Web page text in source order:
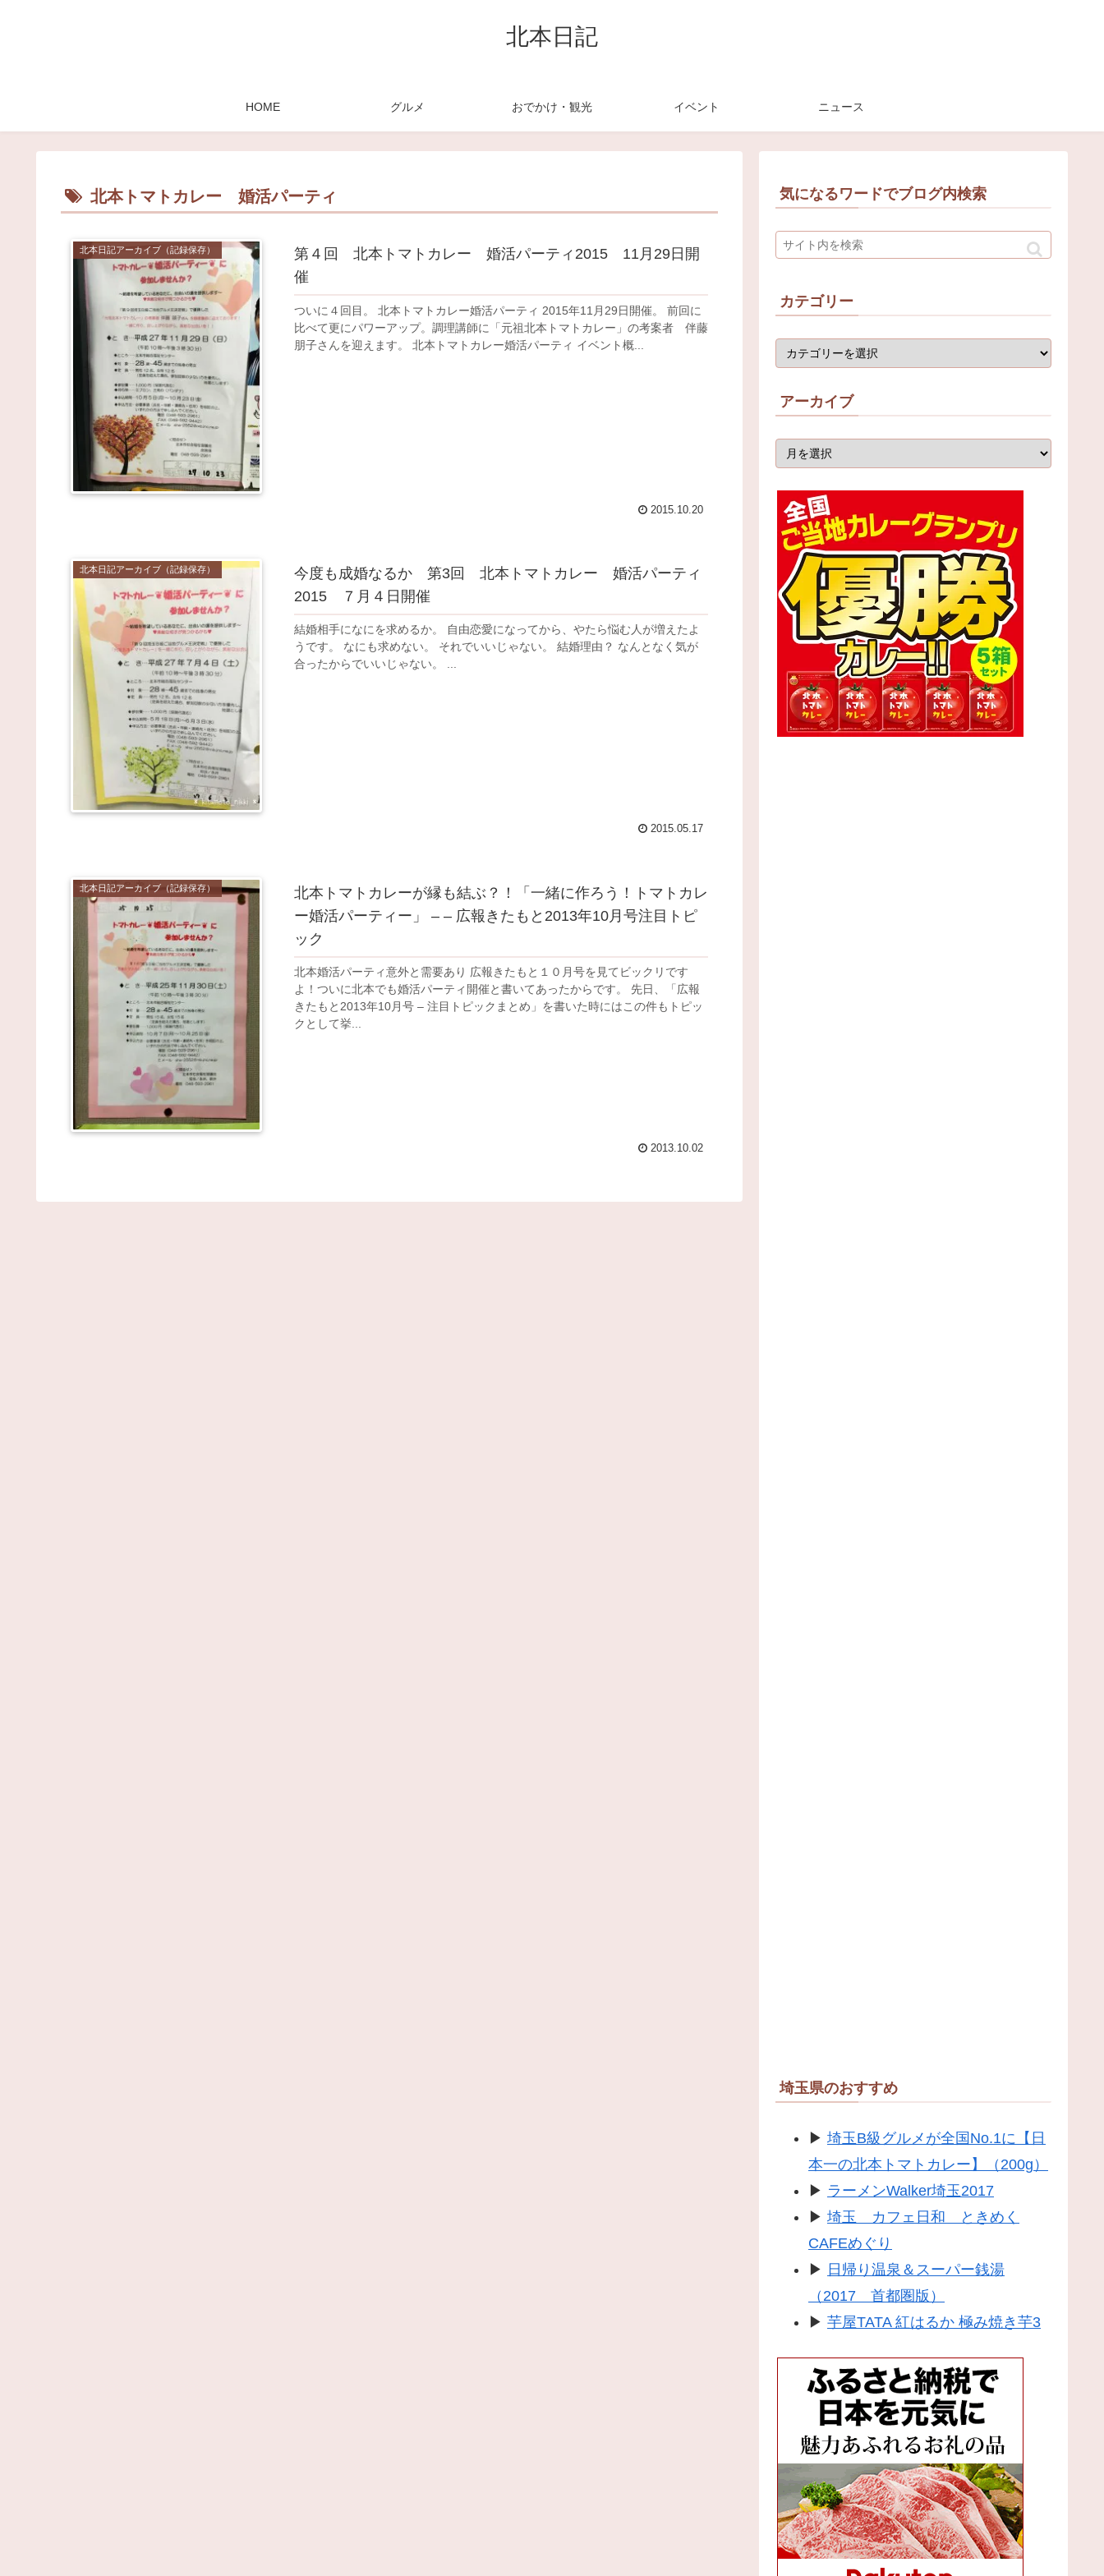
北本日記
HOME グルメ おでかけ・観光 イベント ニュース
北本トマトカレー 婚活パーティ
北本日記アーカイブ（記録保存）
第４回 北本トマトカレー 婚活パーティ2015 11月29日開
催
ついに４回目。 北本トマトカレー婚活パーティ 2015年11月29日開催。 前回に
比べて更にパワーアップ。調理講師に「元祖北本トマトカレー」の考案者 伴藤
朋子さんを迎えます。 北本トマトカレー婚活パーティ イベント概...
2015.10.20
北本日記アーカイブ（記録保存）
今度も成婚なるか 第3回 北本トマトカレー 婚活パーティ
2015 ７月４日開催
結婚相手になにを求めるか。 自由恋愛になってから、やたら悩む人が増えたよ
うです。 なにも求めない。 それでいいじゃない。 結婚理由？ なんとなく気が
合ったからでいいじゃない。 ...
2015.05.17
北本日記アーカイブ（記録保存）
北本トマトカレーが縁も結ぶ？！「一緒に作ろう！トマトカレ
ー婚活パーティー」 – – 広報きたもと2013年10月号注目トピ
ック
北本婚活パーティ意外と需要あり 広報きたもと１０月号を見てビックリです
よ！ついに北本でも婚活パーティ開催と書いてあったからです。 先日、「広報
きたもと2013年10月号 – 注目トピックまとめ」を書いた時にはこの件もトピッ
クとして挙...
2013.10.02
気になるワードでブログ内検索
カテゴリー
アーカイブ
埼玉県のおすすめ
▶ 埼玉B級グルメが全国No.1に【日
本一の北本トマトカレー】（200g）
▶ ラーメンWalker埼玉2017
▶ 埼玉 カフェ日和 ときめく
CAFEめぐり
▶ 日帰り温泉＆スーパー銭湯
（2017 首都圏版）
▶ 芋屋TATA 紅はるか 極み焼き芋3